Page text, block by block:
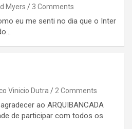
Myers 3 Comments
eu me senti no dia que o Inter
Vinicio Dutra 2 Comments
ao ARQUIBANCADA
de participar com todos os